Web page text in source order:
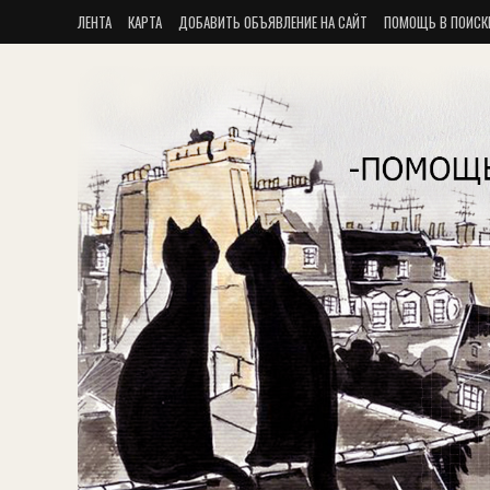
ЛЕНТА КАРТА ДОБАВИТЬ ОБЪЯВЛЕНИЕ НА САЙТ ПОМОЩЬ В